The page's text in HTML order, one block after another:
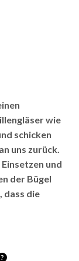
wie
schicken
uns zurück.
und
der Bügel
dass die
?